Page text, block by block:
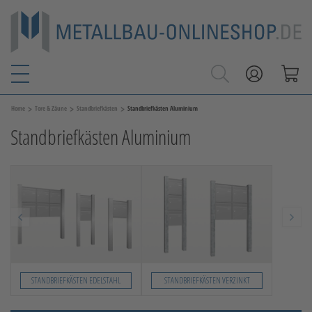
Home > Tore & Zäune > Standbriefkästen > Standbriefkästen Aluminium
Standbriefkästen Aluminium
STANDBRIEFKÄSTEN EDELSTAHL STANDBRIEFKÄSTEN VERZINKT